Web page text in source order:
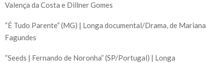
Valença da Costa e Dillner Gomes
“É Tudo Parente” (MG) | Longa documental/Drama, de Mariana
Fagundes
“Seeds | Fernando de Noronha” (SP/Portugal) | Longa